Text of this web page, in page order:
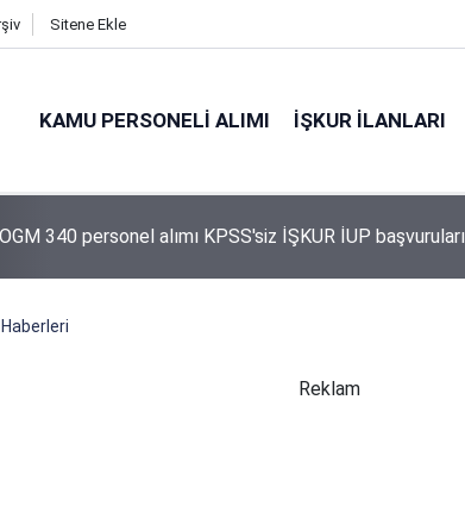
Sitene Ekle
KAMU PERSONELI ALIMI İŞKUR İLANLARI
OGM 340 personel alımı KPSS'siz İŞKUR İUP başvuruları
Reklam